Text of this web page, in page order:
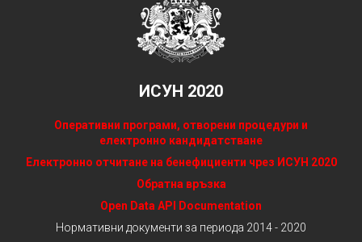
ИСУН 2020
Оперативни програми, отворени процедури и
електронно кандидатстване
Електронно отчитане на бенефициенти чрез ИСУН 2020
Обратна връзка
Open Data API Documentation
Нормативни документи за периода 2014 - 2020